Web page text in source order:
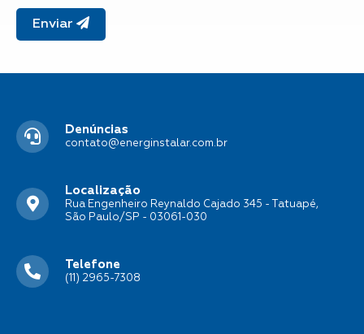
Enviar
Denúncias
contato@energinstalar.com.br
Localização
Rua Engenheiro Reynaldo Cajado 345 - Tatuapé,
São Paulo/SP - 03061-030
Telefone
(11) 2965-7308